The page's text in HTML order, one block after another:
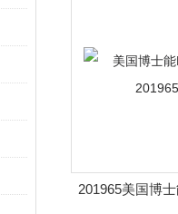
201965美国博